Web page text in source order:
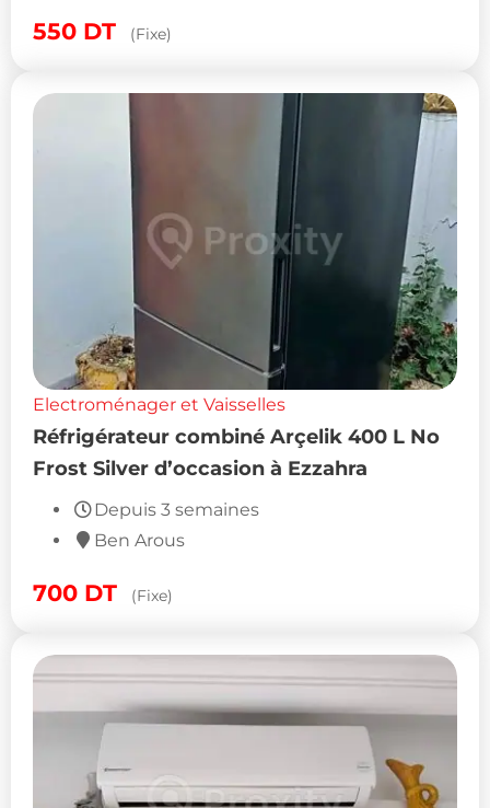
550 DT (Fixe)
Electroménager et Vaisselles
Réfrigérateur combiné Arçelik 400 L No
Frost Silver d’occasion à Ezzahra
Depuis 3 semaines
Ben Arous
700 DT (Fixe)